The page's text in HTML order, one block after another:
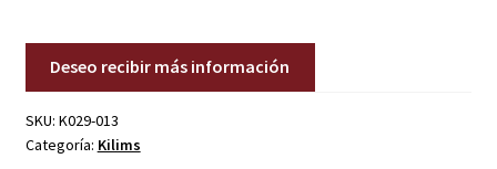
Deseo recibir más información
SKU: K029-013
Categoría: Kilims